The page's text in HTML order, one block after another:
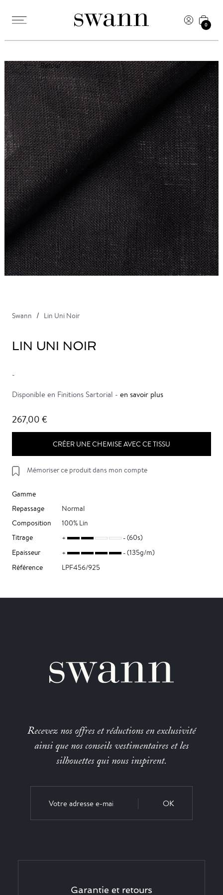
0
Retour
Swann Lin Uni Noir
LIN UNI NOIR
-
Disponible en Finitions Sartorial - en savoir plus
267,00 €
CRÉER UNE CHEMISE AVEC CE TISSU
Mémoriser ce produit dans mon compte
Gamme
Repassage
Normal
Composition
100% Lin
Titrage
(60s)
Epaisseur
(135g/m)
Référence
LPF456/925
Recevez nos offres et réductions en exclusivité
ainsi que nos conseils vestimentaires et les
silhouettes qui nous inspirent.
OK
Garantie et retours